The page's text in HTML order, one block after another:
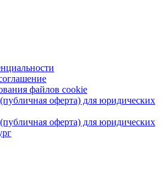
файлов cookie
оферта) для юридических
оферта) для юридических